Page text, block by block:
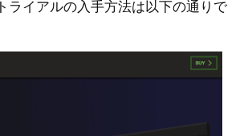
ライアルの入手方法は以下の通りで